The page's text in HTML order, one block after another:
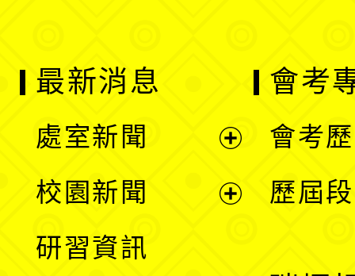
最新消息
處室新聞
校園新聞
研習資訊
會考
會考
歷屆